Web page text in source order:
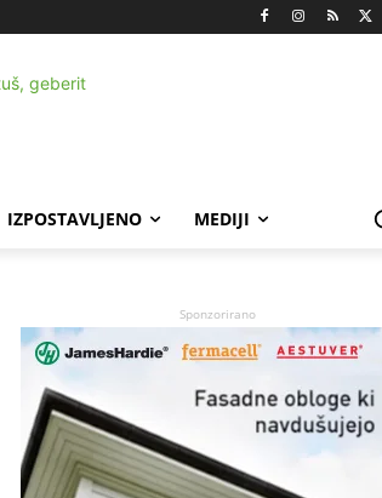
IZPOSTAVLJENO MEDIJI
Sponzorirano